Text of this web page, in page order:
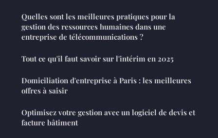
Quelles sont les meilleures pratiques pour la
gestion des ressources humaines dans une
entreprise de télécommunications ?
Tout ce qu'il faut savoir sur l'intérim en 2025
Domiciliation d'entreprise à Paris : les meilleures
offres à saisir
Optimisez votre gestion avec un logiciel de devis et
facture bâtiment